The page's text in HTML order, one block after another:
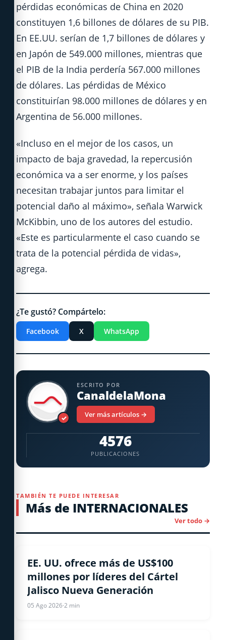
pérdidas económicas de China en 2020
constituyen 1,6 billones de dólares de su PIB.
En EE.UU. serían de 1,7 billones de dólares y
en Japón de 549.000 millones, mientras que
el PIB de la India perdería 567.000 millones
de dólares. Las pérdidas de México
constituirían 98.000 millones de dólares y en
Argentina de 56.000 millones.
«Incluso en el mejor de los casos, un
impacto de baja gravedad, la repercusión
económica va a ser enorme, y los países
necesitan trabajar juntos para limitar el
potencial daño al máximo», señala Warwick
McKibbin, uno de los autores del estudio.
«Este es particularmente el caso cuando se
trata de la potencial pérdida de vidas»,
agrega.
¿Te gustó? Compártelo:
Facebook X WhatsApp
✓
ESCRITO POR
CanaldelaMona
Ver más artículos →
4576
PUBLICACIONES
TAMBIÉN TE PUEDE INTERESAR
Más de INTERNACIONALES
Ver todo →
ESTADOS UNIDOS
EE. UU. ofrece más de US$100
millones por líderes del Cártel
Jalisco Nueva Generación
05 Ago 2026·2 min